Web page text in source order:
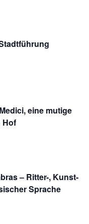
eine mutige
Hof
– Ritter-, Kunst-
Sprache